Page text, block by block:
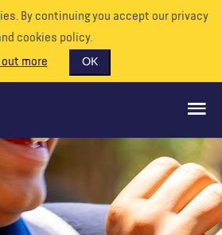
By continuing you accept our privacy
cookies policy.
out more
OK